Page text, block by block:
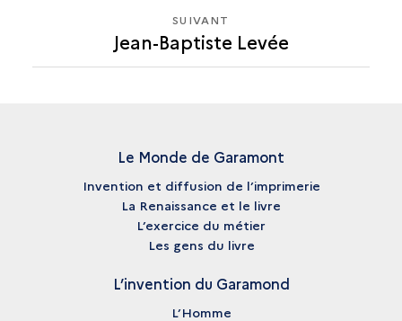
SUIVANT
JEAN-
SUIVANT
Jean-Baptiste Levée
Le Monde de Garamont
Invention et diffusion de l’imprimerie
La Renaissance et le livre
L’exercice du métier
Les gens du livre
L’invention du Garamond
L’Homme